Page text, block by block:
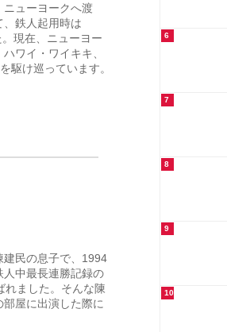
ニューヨークへ渡
、鉄人起用時は
。現在、ニューヨー
ワイ・ワイキキ、
駆け巡っています。
建民の息子で、1994
中最長連勝記録の
れました。そんな陳
屋に出演した際に
6
7
8
9
10